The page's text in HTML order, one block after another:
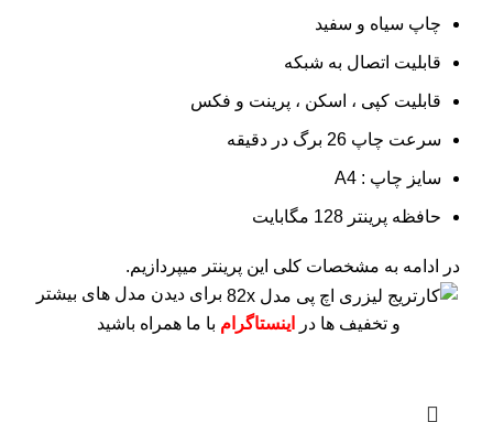
چاپ سیاه و سفید
قابلیت اتصال به شبکه
قابلیت کپی ، اسکن ، پرینت و فکس
سرعت چاپ 26 برگ در دقیقه
سایز چاپ : A4
حافظه پرینتر 128 مگابایت
در ادامه به مشخصات کلی این پرینتر میپردازیم.
برای دیدن مدل های بیشتر
و تخفیف ها در
اینستاگرام با ما همراه باشید